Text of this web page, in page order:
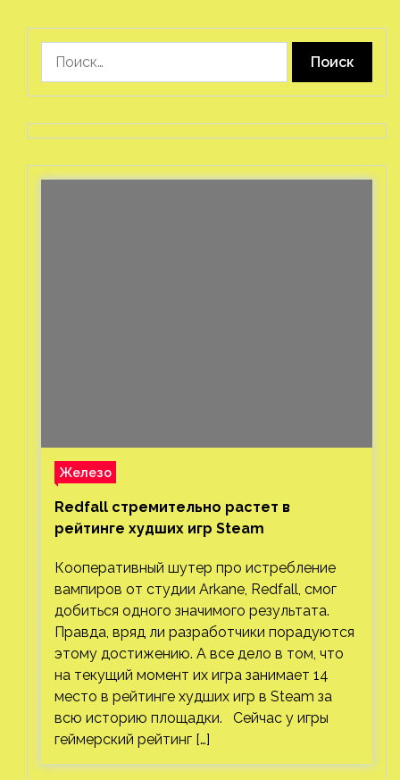
Железо
Redfall стремительно растет в
рейтинге худших игр Steam
Кооперативный шутер про истребление
вампиров от студии Arkane, Redfall, смог
добиться одного значимого результата.
Правда, вряд ли разработчики порадуются
этому достижению. А все дело в том, что
на текущий момент их игра занимает 14
место в рейтинге худших игр в Steam за
всю историю площадки. Сейчас у игры
геймерский рейтинг […]